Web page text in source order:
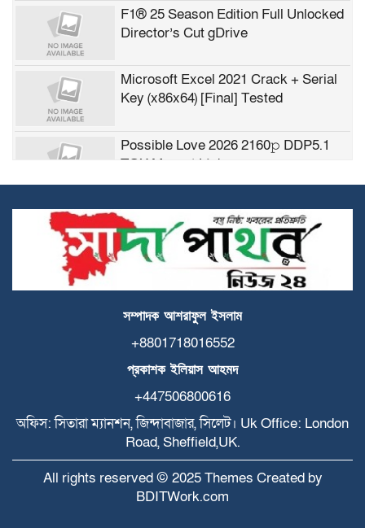
F1® 25 Season Edition Full Unlocked
Director’s Cut gDrive
Microsoft Excel 2021 Crack + Serial
Key (x86x64) [Final] Tested
Possible Love 2026 2160𝚙 DDP5.1
TGX M𝐚gn𝐞t L𝐢nk
Camp Rock 3 2026 WEB-DL .t𝐨rr𝐞nt
Coyote vs. Acme 2026 Full HD Atmos
720p Magnet
MS Office AIO Offline Installer Torrent
Dow𝚗l𝚘аd
0x8ea719ab
সম্পাদক আশরাফুল ইসলাম
+8801718016552
প্রকাশক ইলিয়াস আহমদ
+447506800616
অফিস: সিতারা ম্যানশন, জিন্দাবাজার, সিলেট। Uk Office: London
Road, Sheffield,UK.
All rights reserved © 2025 Themes Created by
BDITWork.com